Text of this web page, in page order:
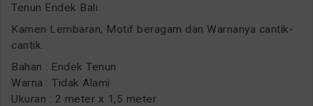
Tenun Endek Bali
Kamen Lembaran, Motif beragam dan Warnanya cantik-
cantik.
Bahan : Endek Tenun
Warna : Tidak Alami
Ukuran : 2 meter x 1,5 meter